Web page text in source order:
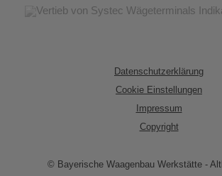
Datenschutzerklärung
Cookie Einstellungen
Impressum
Copyright
© Bayerische Waagenbau Werkstätte -